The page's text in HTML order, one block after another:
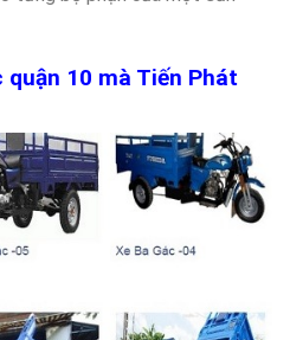
quận 10 mà Tiến Phát